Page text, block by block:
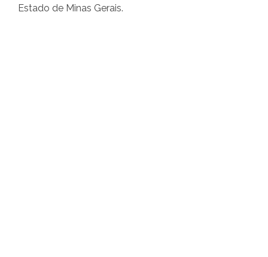
Estado de Minas Gerais.